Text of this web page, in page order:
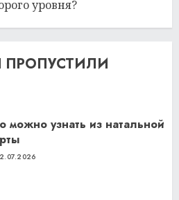
уровня?
можно узнать из натальной